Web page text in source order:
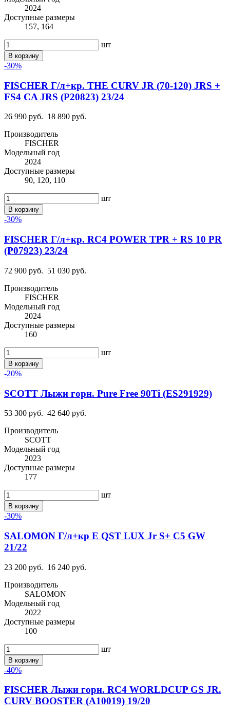
2024
Доступные размеры
157, 164
шт
В корзину
-30%
FISCHER Г/л+кр. THE CURV JR (70-120) JRS +
FS4 CA JRS (P20823) 23/24
26 990 руб. 18 890 руб.
Производитель
FISCHER
Модельный год
2024
Доступные размеры
90, 120, 110
шт
В корзину
-30%
FISCHER Г/л+кр. RC4 POWER TPR + RS 10 PR
(P07923) 23/24
72 900 руб. 51 030 руб.
Производитель
FISCHER
Модельный год
2024
Доступные размеры
160
шт
В корзину
-20%
SCOTT Лыжи горн. Pure Free 90Ti (ES291929)
53 300 руб. 42 640 руб.
Производитель
SCOTT
Модельный год
2023
Доступные размеры
177
шт
В корзину
-30%
SALOMON Г/л+кр E QST LUX Jr S+ C5 GW
21/22
23 200 руб. 16 240 руб.
Производитель
SALOMON
Модельный год
2022
Доступные размеры
100
шт
В корзину
-40%
FISCHER Лыжи горн. RC4 WORLDCUP GS JR.
CURV BOOSTER (A10019) 19/20